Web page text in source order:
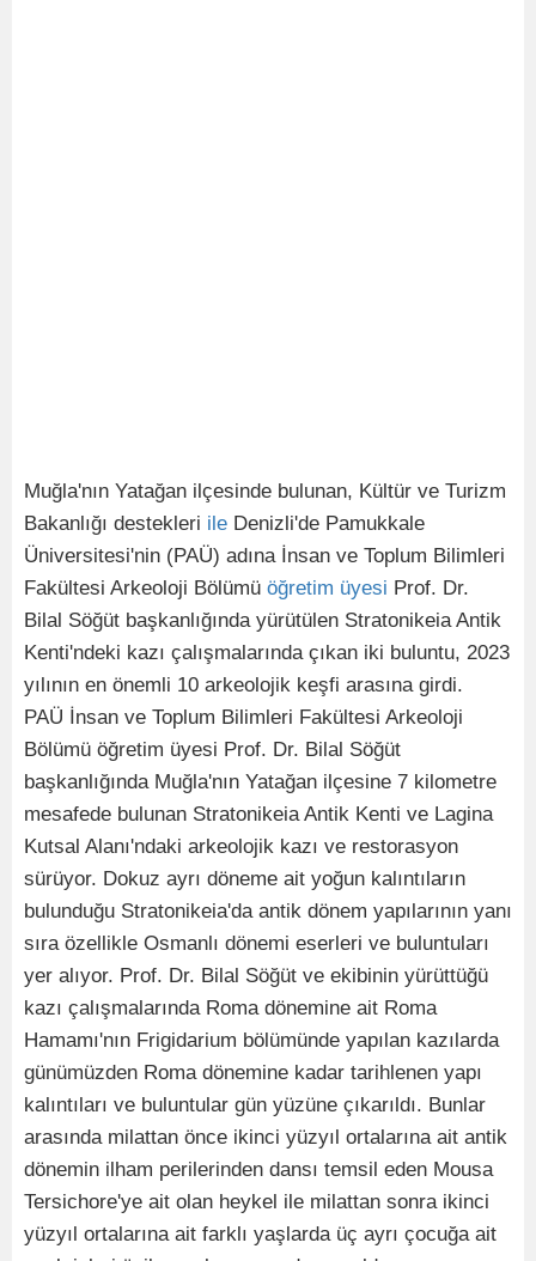
Muğla'nın Yatağan ilçesinde bulunan, Kültür ve Turizm
Bakanlığı destekleri ile Denizli'de Pamukkale
Üniversitesi'nin (PAÜ) adına İnsan ve Toplum Bilimleri
Fakültesi Arkeoloji Bölümü öğretim üyesi Prof. Dr.
Bilal Söğüt başkanlığında yürütülen Stratonikeia Antik
Kenti'ndeki kazı çalışmalarında çıkan iki buluntu, 2023
yılının en önemli 10 arkeolojik keşfi arasına girdi.
PAÜ İnsan ve Toplum Bilimleri Fakültesi Arkeoloji
Bölümü öğretim üyesi Prof. Dr. Bilal Söğüt
başkanlığında Muğla'nın Yatağan ilçesine 7 kilometre
mesafede bulunan Stratonikeia Antik Kenti ve Lagina
Kutsal Alanı'ndaki arkeolojik kazı ve restorasyon
sürüyor. Dokuz ayrı döneme ait yoğun kalıntıların
bulunduğu Stratonikeia'da antik dönem yapılarının yanı
sıra özellikle Osmanlı dönemi eserleri ve buluntuları
yer alıyor. Prof. Dr. Bilal Söğüt ve ekibinin yürüttüğü
kazı çalışmalarında Roma dönemine ait Roma
Hamamı'nın Frigidarium bölümünde yapılan kazılarda
günümüzden Roma dönemine kadar tarihlenen yapı
kalıntıları ve buluntular gün yüzüne çıkarıldı. Bunlar
arasında milattan önce ikinci yüzyıl ortalarına ait antik
dönemin ilham perilerinden dansı temsil eden Mousa
Tersichore'ye ait olan heykel ile milattan sonra ikinci
yüzyıl ortalarına ait farklı yaşlarda üç ayrı çocuğa ait